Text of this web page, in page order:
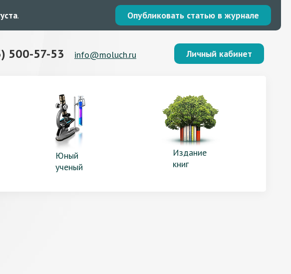
. Опубликовать статью в журнале
500-57-53 info@moluch.ru Личный кабинет
Юный
ученый
Издание
книг